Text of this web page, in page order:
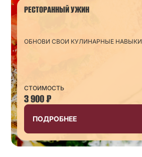
РЕСТОРАННЫЙ УЖИН
ОБНОВИ СВОИ КУЛИНАРНЫЕ НАВЫКИ
СТОИМОСТЬ
3 900₽
ПОДРОБНЕЕ